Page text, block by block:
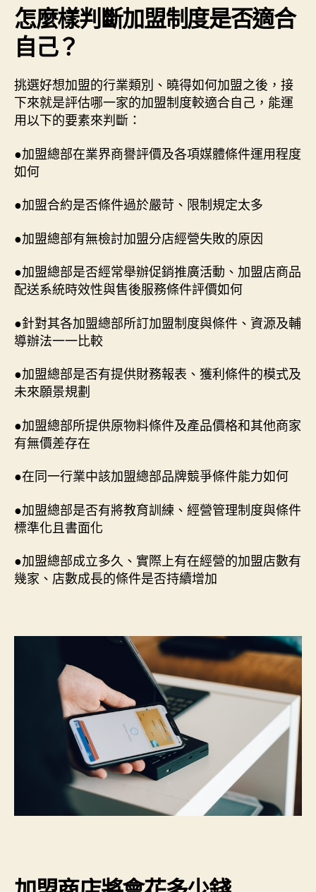
怎麼樣判斷加盟制度是否適合
自己？
挑選好想加盟的行業類別、曉得如何加盟之後，接
下來就是評估哪一家的加盟制度較適合自己，能運
用以下的要素來判斷：
●加盟總部在業界商譽評價及各項媒體條件運用程度
如何
●加盟合約是否條件過於嚴苛、限制規定太多
●加盟總部有無檢討加盟分店經營失敗的原因
●加盟總部是否經常舉辦促銷推廣活動、加盟店商品
配送系統時效性與售後服務條件評價如何
●針對其各加盟總部所訂加盟制度與條件、資源及輔
導辦法一一比較
●加盟總部是否有提供財務報表、獲利條件的模式及
未來願景規劃
●加盟總部所提供原物料條件及產品價格和其他商家
有無價差存在
●在同一行業中該加盟總部品牌競爭條件能力如何
●加盟總部是否有將教育訓練、經營管理制度與條件
標準化且書面化
●加盟總部成立多久、實際上有在經營的加盟店數有
幾家、店數成長的條件是否持續增加